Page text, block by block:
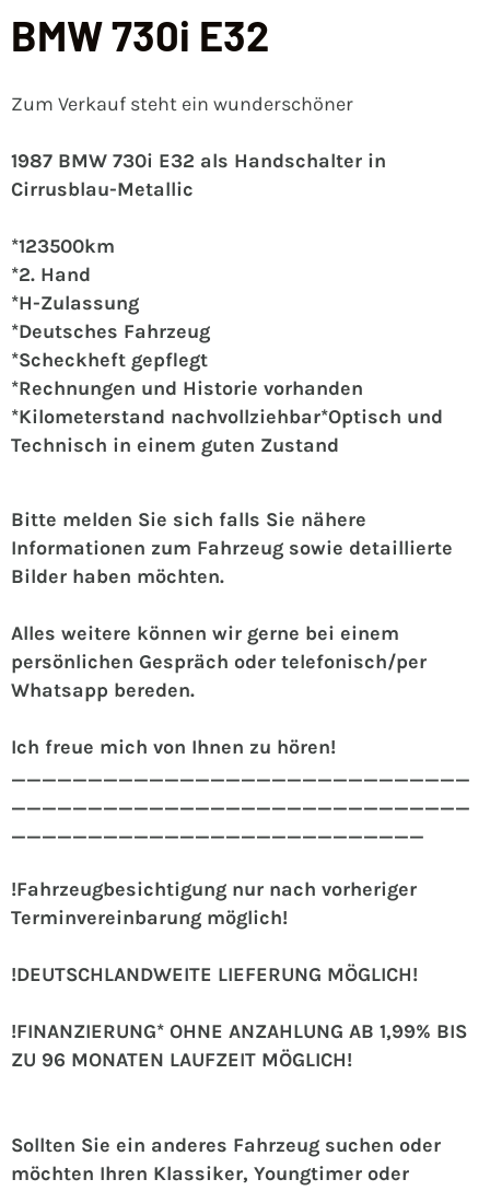
BMW 730i E32
Zum Verkauf steht ein wunderschöner
1987 BMW 730i E32 als Handschalter in
Cirrusblau-Metallic
*123500km
*2. Hand
*H-Zulassung
*Deutsches Fahrzeug
*Scheckheft gepflegt
*Rechnungen und Historie vorhanden
*Kilometerstand nachvollziehbar*Optisch und
Technisch in einem guten Zustand
Bitte melden Sie sich falls Sie nähere
Informationen zum Fahrzeug sowie detaillierte
Bilder haben möchten.
Alles weitere können wir gerne bei einem
persönlichen Gespräch oder telefonisch/per
Whatsapp bereden.
Ich freue mich von Ihnen zu hören!
______________________________
______________________________
___________________________
!Fahrzeugbesichtigung nur nach vorheriger
Terminvereinbarung möglich!
!DEUTSCHLANDWEITE LIEFERUNG MÖGLICH!
!FINANZIERUNG* OHNE ANZAHLUNG AB 1,99% BIS
ZU 96 MONATEN LAUFZEIT MÖGLICH!
Sollten Sie ein anderes Fahrzeug suchen oder
möchten Ihren Klassiker, Youngtimer oder